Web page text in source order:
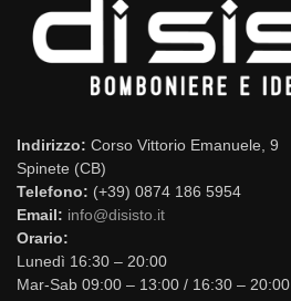
Indirizzo: Corso Vittorio Emanuele, 9
Spinete (CB)
Telefono: (+39) 0874 186 5954
Email: info@disisto.it
Orario:
Lunedì 16:30 – 20:00
Mar-Sab 09:00 – 13:00 / 16:30 – 20:00